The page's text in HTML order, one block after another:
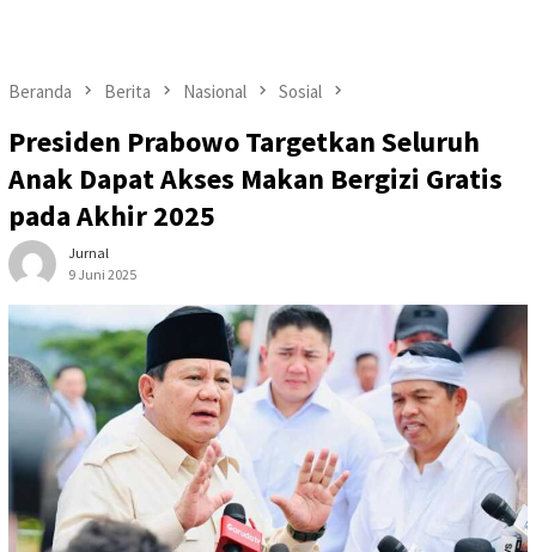
Beranda Berita Nasional Sosial
Presiden Prabowo Targetkan Seluruh
Anak Dapat Akses Makan Bergizi Gratis
pada Akhir 2025
Jurnal
9 Juni 2025